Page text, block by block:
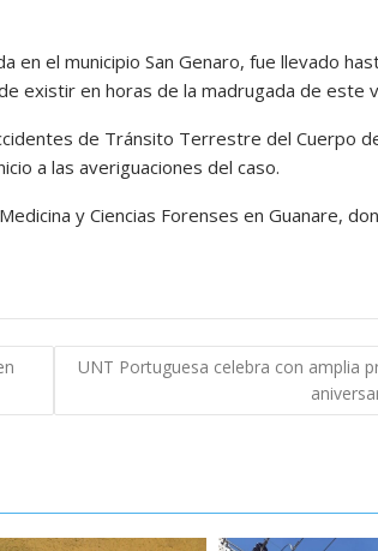
en el municipio San Genaro, fue llevado
existir en horas de la madrugada de este
de Tránsito Terrestre del Cuerpo
a las averiguaciones del caso.
y Ciencias Forenses en Guanare,
UNT Portuguesa celebra con amplia